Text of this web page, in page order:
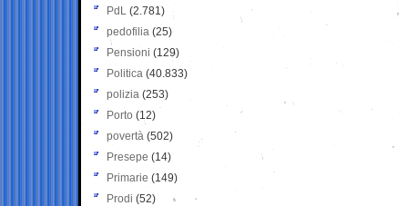
PdL (2.781)
pedofilia (25)
Pensioni (129)
Politica (40.833)
polizia (253)
Porto (12)
povertà (502)
Presepe (14)
Primarie (149)
Prodi (52)